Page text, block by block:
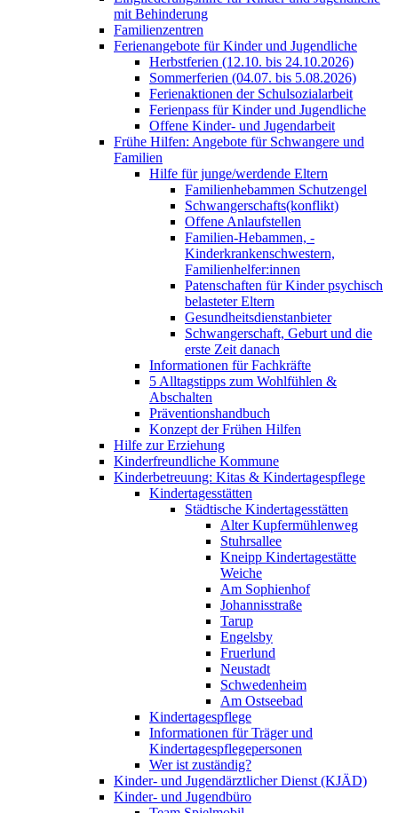
mit Behinderung
Familienzentren
Ferienangebote für Kinder und Jugendliche
Herbstferien (12.10. bis 24.10.2026)
Sommerferien (04.07. bis 5.08.2026)
Ferienaktionen der Schulsozialarbeit
Ferienpass für Kinder und Jugendliche
Offene Kinder- und Jugendarbeit
Frühe Hilfen: Angebote für Schwangere und
Familien
Hilfe für junge/werdende Eltern
Familienhebammen Schutzengel
Schwangerschafts(konflikt)
Offene Anlaufstellen
Familien-Hebammen, -
Kinderkrankenschwestern,
Familienhelfer:innen
Patenschaften für Kinder psychisch
belasteter Eltern
Gesundheitsdienstanbieter
Schwangerschaft, Geburt und die
erste Zeit danach
Informationen für Fachkräfte
5 Alltagstipps zum Wohlfühlen &
Abschalten
Präventionshandbuch
Konzept der Frühen Hilfen
Hilfe zur Erziehung
Kinderfreundliche Kommune
Kinderbetreuung: Kitas & Kindertagespflege
Kindertagesstätten
Städtische Kindertagesstätten
Alter Kupfermühlenweg
Stuhrsallee
Kneipp Kindertagestätte
Weiche
Am Sophienhof
Johannisstraße
Tarup
Engelsby
Fruerlund
Neustadt
Schwedenheim
Am Ostseebad
Kindertagespflege
Informationen für Träger und
Kindertagespflegepersonen
Wer ist zuständig?
Kinder- und Jugendärztlicher Dienst (KJÄD)
Kinder- und Jugendbüro